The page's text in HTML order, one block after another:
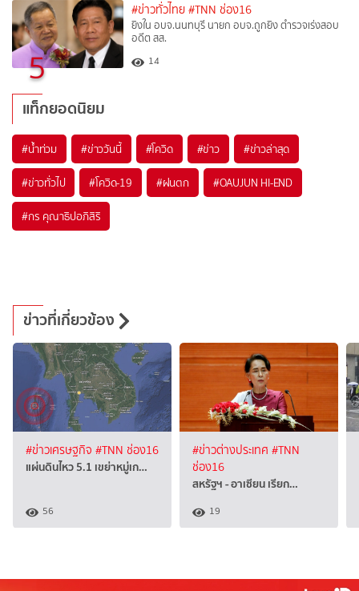
5
#ข่าวทั่วไทย #TNN ช่อง16
ยิงใน อบจ.นนทบุรี นายก อบจ.ถูกยิง ตำรวจเร่งสอบ
อดีต สส.
14
แท็กยอดนิยม
#น้ำท่วม #ข่าววันนี้ #โควิด #ข่าว #ข่าวล่าสุด
#ข่าวทั่วไป #โควิด-19 #ฝนตก #OAUJUN HI-END
#กร คุณาธิปอภิสิริ
ข่าวที่เกี่ยวข้อง
#ข่าวเศรษฐกิจ #TNN ช่อง16
แผ่นดินไหว 5.1 เขย่าหมู่เก…
56
#ข่าวต่างประเทศ #TNN
ช่อง16
สหรัฐฯ - อาเซียน เรียก…
19